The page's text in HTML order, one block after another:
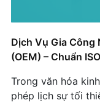
thương hiệu
Với Chi Phí 0
Dịch Vụ Gia Công
(OEM) – Chuẩn
Trong văn hóa
phép lịch sự tối